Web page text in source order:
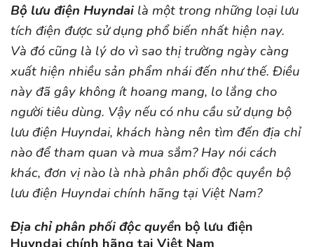
Bộ lưu điện Huyndai là một trong những loại lưu
tích điện được sử dụng phổ biến nhất hiện nay.
Và đó cũng là lý do vì sao thị trường ngày càng
xuất hiện nhiều sản phẩm nhái đến như thế. Điều
này đã gây không ít hoang mang, lo lắng cho
người tiêu dùng. Vậy nếu có nhu cầu sử dụng bộ
lưu điện Huyndai, khách hàng nên tìm đến địa chỉ
nào để tham quan và mua sắm? Hay nói cách
khác, đơn vị nào là nhà phân phối độc quyền bộ
lưu điện Huyndai chính hãng tại Việt Nam?
Địa chỉ phân phối độc quyền bộ lưu điện
Huyndai chính hãng tại Việt Nam